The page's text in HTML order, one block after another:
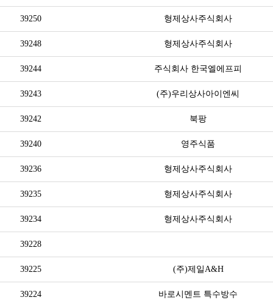
39250 형제상사주식회사
39248 형제상사주식회사
39244 주식회사 한국엘에프피
39243 (주)우리상사아이엔씨
39242 북팡
39240 영주식품
39236 형제상사주식회사
39235 형제상사주식회사
39234 형제상사주식회사
39228
39225 (주)제일A&H
39224 바로시멘트 특수방수